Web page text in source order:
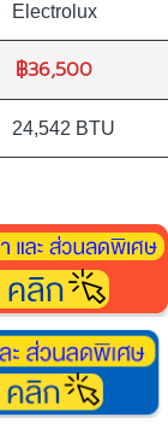
Electrolux
฿36,500
24,542 BTU